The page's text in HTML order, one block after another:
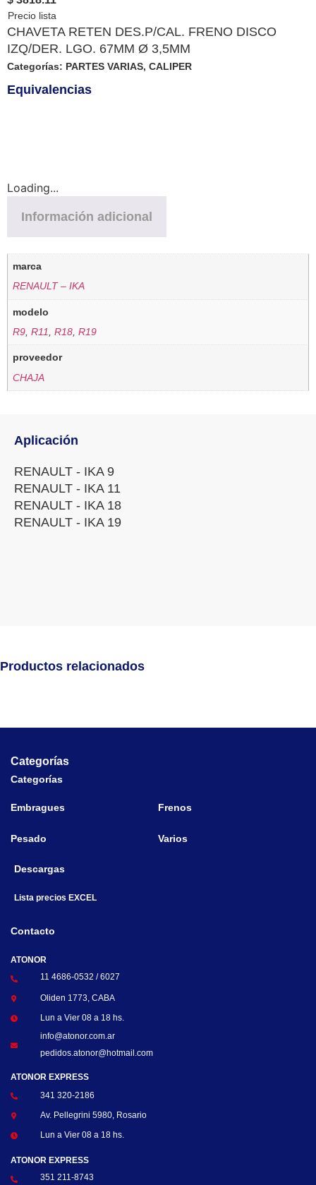
CHAVETA RETEN DES.P/CAL. FRENO DISCO
IZQ/DER. LGO. 67MM Ø 3,5MM
Categorías: PARTES VARIAS, CALIPER
Equivalencias
Loading...
Información adicional
marca
RENAULT – IKA
modelo
R9 ,R11 ,R18 ,R19
proveedor
CHAJA
Aplicación
RENAULT - IKA 9
RENAULT - IKA 11
RENAULT - IKA 18
RENAULT - IKA 19
Productos relacionados
Categorías
Categorías
Embragues Frenos
Pesado Varios
Descargas
Lista precios EXCEL
Contacto
ATONOR
11 4686-0532 / 6027
Oliden 1773, CABA
Lun a Vier 08 a 18 hs.
info@atonor.com.ar
pedidos.atonor@hotmail.com
ATONOR EXPRESS
341 320-2186
Av. Pellegrini 5980, Rosario
Lun a Vier 08 a 18 hs.
ATONOR EXPRESS
351 211-8743